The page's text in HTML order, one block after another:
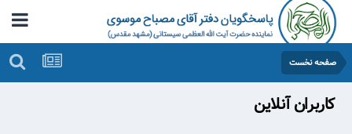
صفحه نخست
کاربران آنلاین